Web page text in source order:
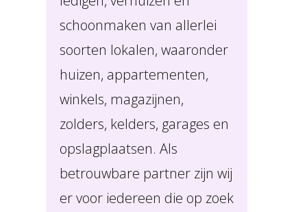
schoonmaken van allerlei
soorten lokalen, waaronder
huizen, appartementen,
winkels, magazijnen,
zolders, kelders, garages en
opslagplaatsen. Als
betrouwbare partner zijn wij
er voor iedereen die op zoek